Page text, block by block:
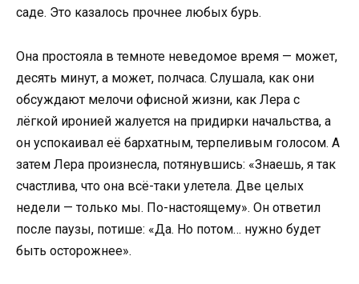
саде. Это казалось прочнее любых бурь.
Она простояла в темноте неведомое время — может,
десять минут, а может, полчаса. Слушала, как они
обсуждают мелочи офисной жизни, как Лера с
лёгкой иронией жалуется на придирки начальства, а
он успокаивал её бархатным, терпеливым голосом. А
затем Лера произнесла, потянувшись: «Знаешь, я так
счастлива, что она всё-таки улетела. Две целых
недели — только мы. По-настоящему». Он ответил
после паузы, потише: «Да. Но потом… нужно будет
быть осторожнее».